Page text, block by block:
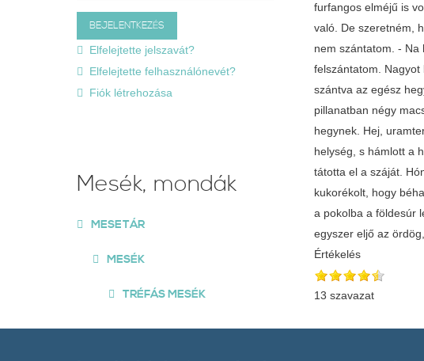
furfangos elméjű is
való. De szeretném,
nem szántatom. - Na
felszántatom.
szántva az egész
pillanatban négy
hegynek. Hej,
helység, s hámlott a
tátotta el a száját.
kukorékolt, hogy
a pokolba a földesúr
egyszer eljő az
Értékelés
13 szavazat
Elfelejtette jelszavát?
Elfelejtette felhasználónevét?
Fiók létrehozása
Mesék, mondák
MESETÁR
MESÉK
TRÉFÁS MESÉK